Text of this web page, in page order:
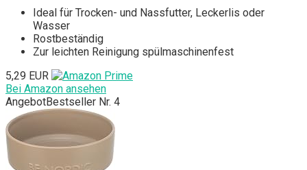
Ideal für Trocken- und Nassfutter, Leckerlis oder
Wasser
Rostbeständig
Zur leichten Reinigung spülmaschinenfest
5,29 EUR
Bei Amazon ansehen
AngebotBestseller Nr. 4